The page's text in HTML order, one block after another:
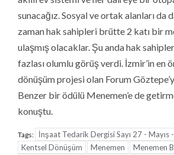
sunacağız. Sosyal ve ortak alanları da
zaman hak sahipleri brütte 2 katı bir
ulaşmış olacaklar. Şu anda hak
fazlası olumlu görüş verdi. İzmir’in en
dönüşüm projesi olan Forum
Benzer bir ödülü Menemen’e de
konuştu.
Tags: İnşaat Tedarik Dergisi Sayı 27 - Mayıs
Kentsel Dönüşüm
Menemen Menemen